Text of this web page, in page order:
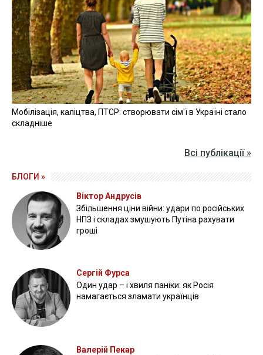
Мобілізація, каліцтва, ПТСР: створювати сім'ї в Україні стало
складніше
Всі публікації »
БЛОГИ »
Віктор Андрусів
Збільшення ціни війни: удари по російських
НПЗ і складах змушують Путіна рахувати
гроші
Сергій Фурса
Один удар – і хвиля паніки: як Росія
намагається зламати українців
Валерій Пекар